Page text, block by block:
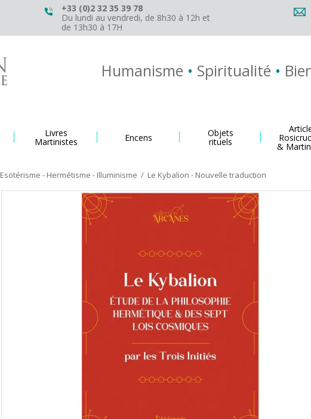
+33 (0)2 32 35 39 78
Du lundi au vendredi, de 8h30 à 12h et
de 13h30 à 17H
Humanisme • Spiritualité •
Livres
Martinistes Encens Objets
rituels &
Esotérisme - Hermétisme - Illuminisme / Le Kybalion - Nouvelle traduction